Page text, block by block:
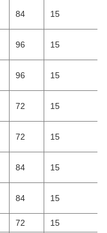
84 15
96 15
96 15
72 15
72 15
84 15
84 15
72 15